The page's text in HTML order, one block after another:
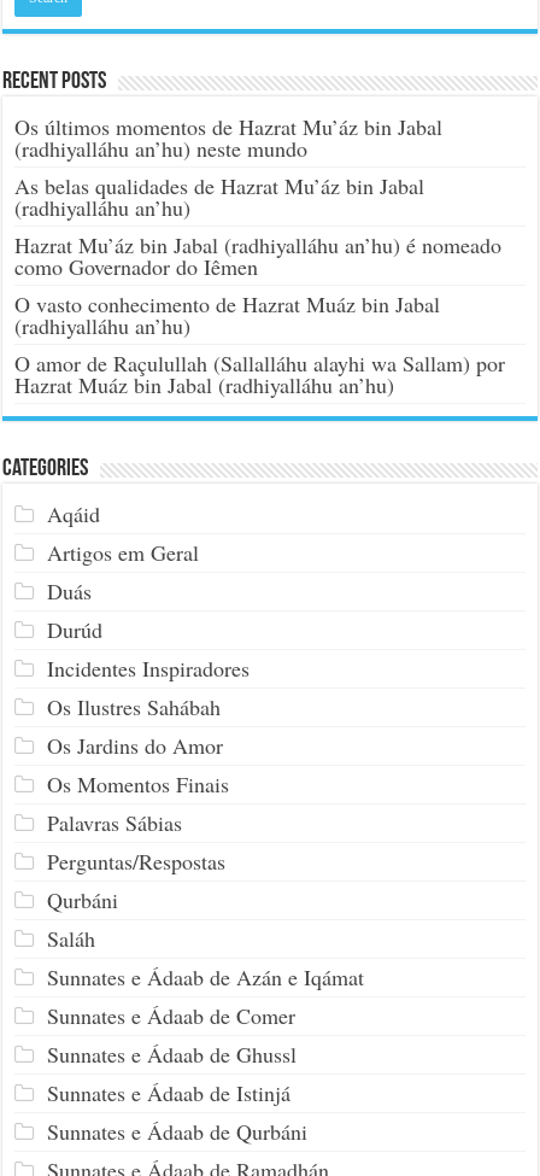
Recent Posts
Os últimos momentos de Hazrat Mu’áz bin Jabal
(radhiyalláhu an’hu) neste mundo
As belas qualidades de Hazrat Mu’áz bin Jabal
(radhiyalláhu an’hu)
Hazrat Mu’áz bin Jabal (radhiyalláhu an’hu) é nomeado
como Governador do Iêmen
O vasto conhecimento de Hazrat Muáz bin Jabal
(radhiyalláhu an’hu)
O amor de Raçulullah (Sallalláhu alayhi wa Sallam) por
Hazrat Muáz bin Jabal (radhiyalláhu an’hu)
Categories
Aqáid
Artigos em Geral
Duás
Durúd
Incidentes Inspiradores
Os Ilustres Sahábah
Os Jardins do Amor
Os Momentos Finais
Palavras Sábias
Perguntas/Respostas
Qurbáni
Saláh
Sunnates e Ádaab de Azán e Iqámat
Sunnates e Ádaab de Comer
Sunnates e Ádaab de Ghussl
Sunnates e Ádaab de Istinjá
Sunnates e Ádaab de Qurbáni
Sunnates e Ádaab de Ramadhán